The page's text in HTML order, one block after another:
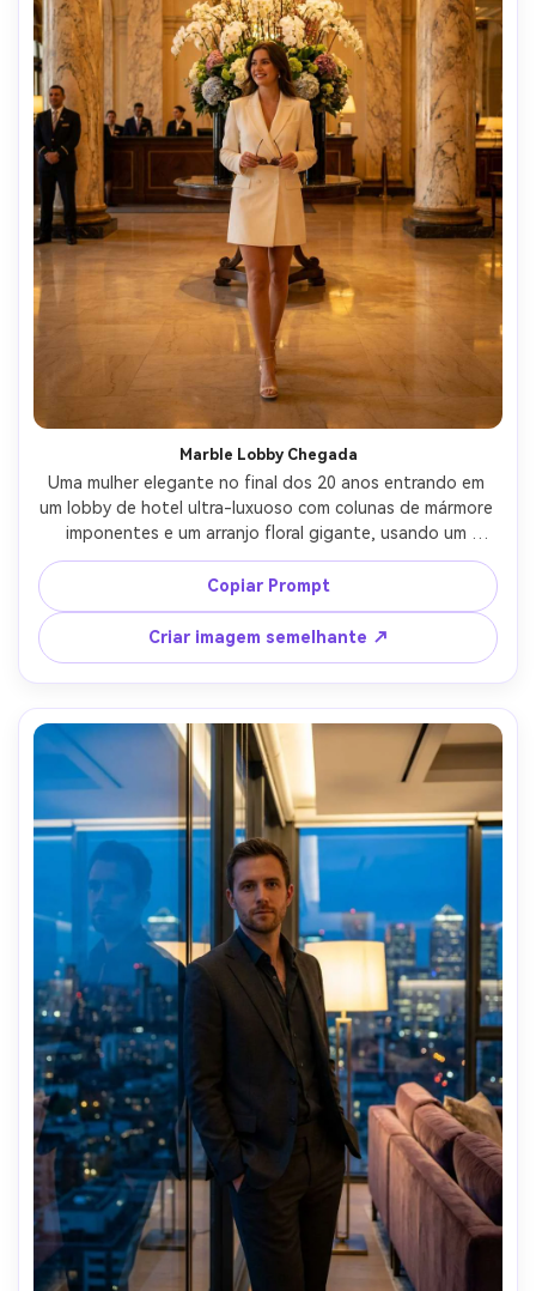
Marble Lobby Chegada
Uma mulher elegante no final dos 20 anos entrando em
um lobby de hotel ultra-luxuoso com colunas de mármore
imponentes e um arranjo floral gigante, usando um
vestido blazer de marfim sob medida e óculos de sol na
mão, caminhada confiante, mesa de concierge
suavemente embaçada atrás dela, brilho quente de
lustre, reflexos cinematográficos no piso de pedra polida,
fotografia de viagem editorial, textura de pele ultra-
realista, detalhes nítidos, classificação de cores premium-
AR 4:5
Copiar Prompt
Criar imagem semelhante ↗